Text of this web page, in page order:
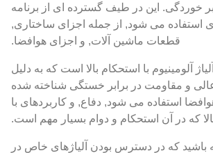
خوردگی. این در طیف گسترده ای از برنامه
استفاده می شود, از جمله اجزای ساختاری,
قطعات ماشین آلات, و اجزای هوافضا.
آلومینیوم با استحکام بالا است که به دلیل
و مقاومت در برابر خستگی شناخته شده
استفاده می شود, دفاع, و کاربردهای با
که در آن استحکام و دوام بسیار مهم است.
باشید که در دسترس بودن آلیاژهای خاص در